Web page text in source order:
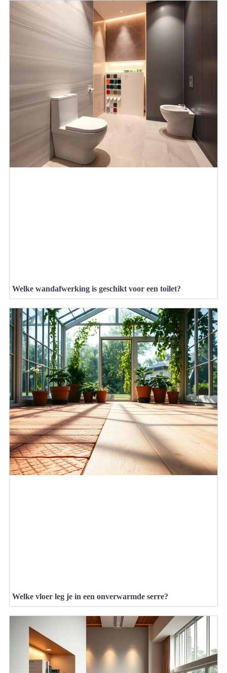
Welke wandafwerking is geschikt voor een toilet?
Welke vloer leg je in een onverwarmde serre?